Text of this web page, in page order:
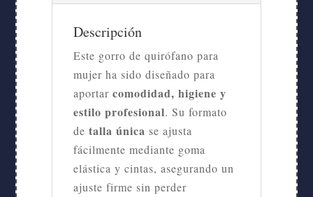
Descripción
Este gorro de quirófano para
mujer ha sido diseñado para
aportar comodidad, higiene y
estilo profesional. Su formato
de talla única se ajusta
fácilmente mediante goma
elástica y cintas, asegurando un
ajuste firme sin perder